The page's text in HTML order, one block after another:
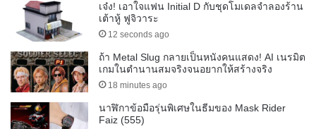
เจ๋ง! เอาใจแฟน Initial D กับชุดโมเดลจำลองร้าน
เต้าหู้ ฟูจิวาระ
12 seconds ago
ถ้า Metal Slug กลายเป็นหนังคนแสดง! AI เนรมิต
เกมในตำนานสมจริงจนอยากให้สร้างจริง
18 minutes ago
นาฬิกาข้อมือรุ่นพิเศษในธีมของ Mask Rider
Faiz (555)